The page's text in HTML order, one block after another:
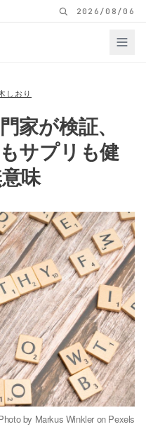
2026/08/06
しおり
家が検証、
サプリも健
味
by Markus Winkler on Pexels